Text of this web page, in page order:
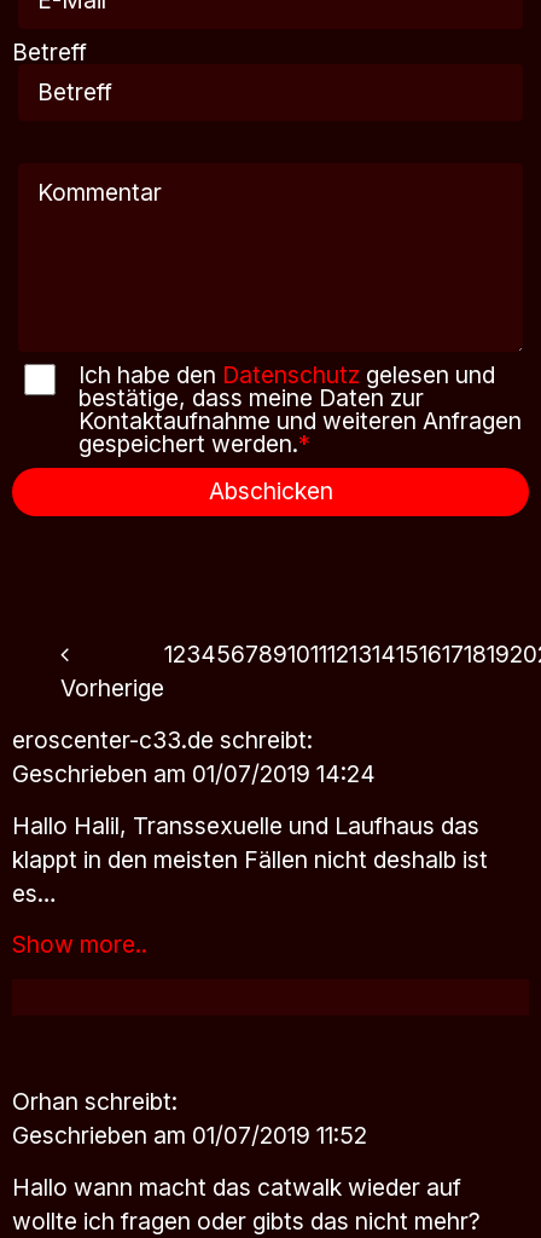
Betreff
Ich habe den Datenschutz gelesen und
bestätige, dass meine Daten zur
Kontaktaufnahme und weiteren Anfragen
gespeichert werden.*
Abschicken
Vorherige
1234567891011121314151617181920
eroscenter-c33.de schreibt:
Geschrieben am 01/07/2019 14:24
Hallo Halil, Transsexuelle und Laufhaus das
klappt in den meisten Fällen nicht deshalb ist
es…
Show more..
Orhan schreibt:
Geschrieben am 01/07/2019 11:52
Hallo wann macht das catwalk wieder auf
wollte ich fragen oder gibts das nicht mehr?